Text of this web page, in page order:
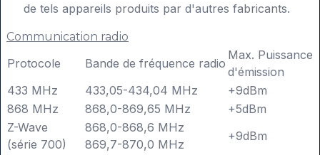
de tels appareils produits par d'autres fabricants.
Communication radio
Protocole Bande de fréquence radio
Max. Puissance
d'émission
433 MHz
433,05-434,04 MHz
+9dBm
868 MHz
868,0-869,65 MHz
+5dBm
Z-Wave
(série 700)
868,0-868,6 MHz
869,7-870,0 MHz
+9dBm